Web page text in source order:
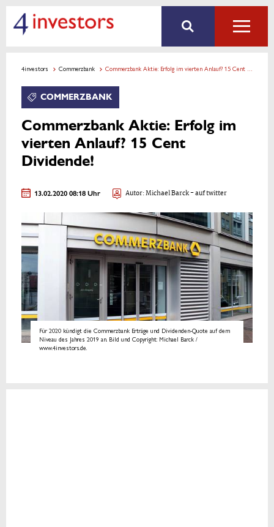
4investors Commerzbank Commerzbank Aktie: Erfolg im vierten Anlauf? 15 Cent Dividende!
COMMERZBANK
Commerzbank Aktie: Erfolg im
vierten Anlauf? 15 Cent
Dividende!
13.02.2020 08:18 Uhr Autor:Michael Barck- auf twitter
Für 2020 kündigt die Commerzbank Erträge und Dividenden-Quote auf dem
Niveau des Jahres 2019 an. Bild und Copyright: Michael Barck /
www.4investors.de.